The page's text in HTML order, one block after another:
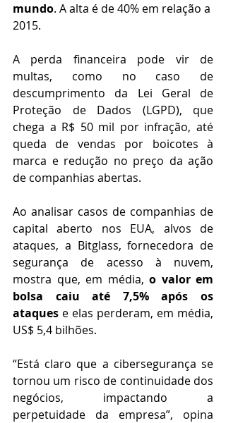
mundo. A alta é de 40% em relação a
2015.
A perda financeira pode vir de
multas, como no caso de
descumprimento da Lei Geral de
Proteção de Dados (LGPD), que
chega a R$ 50 mil por infração, até
queda de vendas por boicotes à
marca e redução no preço da ação
de companhias abertas.
Ao analisar casos de companhias de
capital aberto nos EUA, alvos de
ataques, a Bitglass, fornecedora de
segurança de acesso à nuvem,
mostra que, em média, o valor em
bolsa caiu até 7,5% após os
ataques e elas perderam, em média,
US$ 5,4 bilhões.
“Está claro que a cibersegurança se
tornou um risco de continuidade dos
negócios, impactando a
perpetuidade da empresa”, opina